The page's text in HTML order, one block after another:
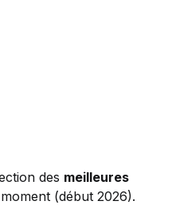
des meilleures
(début 2026).